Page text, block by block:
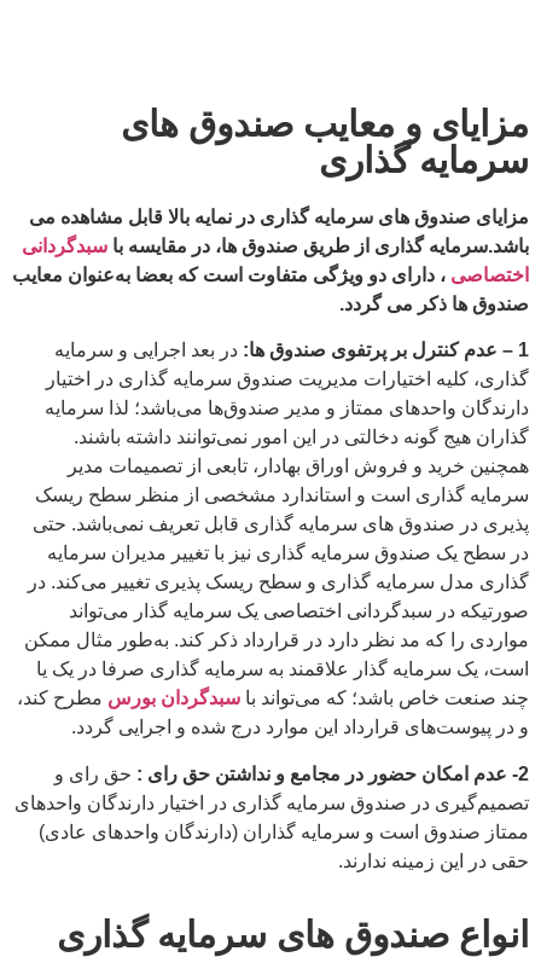
مزایای و معایب صندوق های
سرمایه گذاری
مزایای صندوق های سرمایه گذاری در نمایه بالا قابل مشاهده می
باشد.سرمایه گذاری از طریق صندوق ها، در مقایسه باسبدگردانی
اختصاصی ، دارای دو ویژگی متفاوت است که بعضا به‌عنوان معایب
صندوق ها ذکر می گردد.
1 – عدم کنترل بر پرتفوی صندوق ها:در بعد اجرایی و سرمایه
گذاری، کلیه اختیارات مدیریت صندوق سرمایه گذاری در اختیار
دارندگان واحدهای ممتاز و مدیر صندوق‌ها می‌باشد؛ لذا سرمایه
گذاران هیج گونه دخالتی در این امور نمی‌توانند داشته باشند.
همچنین خرید و فروش اوراق بهادار، تابعی از تصمیمات مدیر
سرمایه گذاری است و استاندارد مشخصی از منظر سطح ریسک
پذیری در صندوق های سرمایه گذاری قابل تعریف نمی‌باشد. حتی
در سطح یک صندوق سرمایه گذاری نیز با تغییر مدیران سرمایه
گذاری مدل سرمایه گذاری و سطح ریسک پذیری تغییر می‌کند. در
صورتیکه در سبدگردانی اختصاصی یک سرمایه گذار می‌تواند
مواردی را که مد نظر دارد در قرارداد ذکر کند. به‌طور مثال ممکن
است، یک سرمایه گذار علاقمند به سرمایه گذاری صرفا در یک یا
چند صنعت خاص باشد؛ که می‌تواند باسبدگردان بورس مطرح کند،
و در پیوست‌های قرارداد این موارد درج شده و اجرایی گردد.
2- عدم امکان حضور در مجامع و نداشتن حق رای : حق رای و
تصمیم‌گیری در صندوق سرمایه گذاری در اختیار دارندگان واحدهای
ممتاز صندوق است و سرمایه گذاران (دارندگان واحدهای عادی)
حقی در این زمینه ندارند.
انواع صندوق های سرمایه گذاری